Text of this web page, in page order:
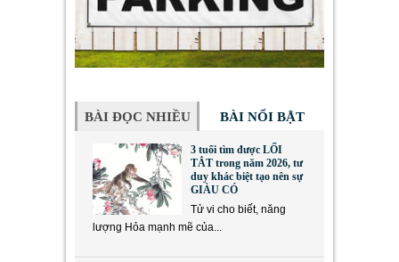
BÀI ĐỌC NHIỀU BÀI NỔI BẬT
3 tuổi tìm được LỐI
TẮT trong năm 2026, tư
duy khác biệt tạo nên sự
GIÀU CÓ
Tử vi cho biết, năng
lượng Hỏa mạnh mẽ của...